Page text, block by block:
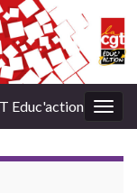
Educ'action